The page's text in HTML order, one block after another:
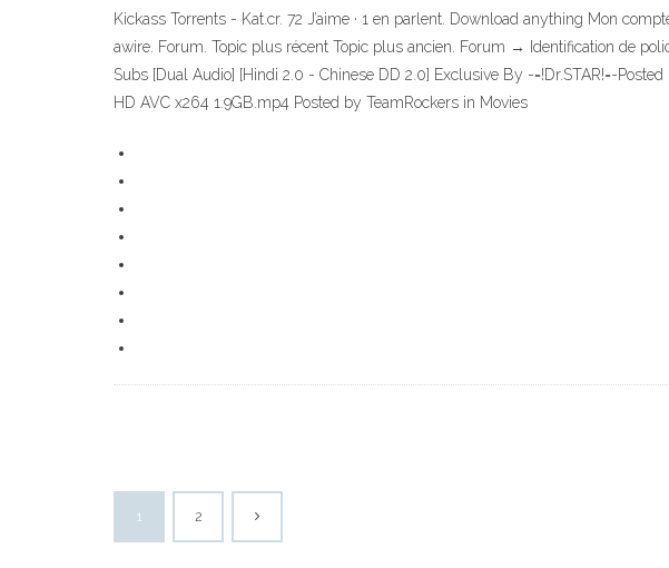
Kickass Torrents - Kat.cr. 72 J’aime · 1 en parlent. Download anything Mon
awire. Forum. Topic plus récent Topic plus ancien. Forum → Identification de
Subs [Dual Audio] [Hindi 2.0 - Chinese DD 2.0] Exclusive By -=!Dr.STAR!=-
HD AVC x264 1.9GB.mp4 Posted by TeamRockers in Movies
1 2